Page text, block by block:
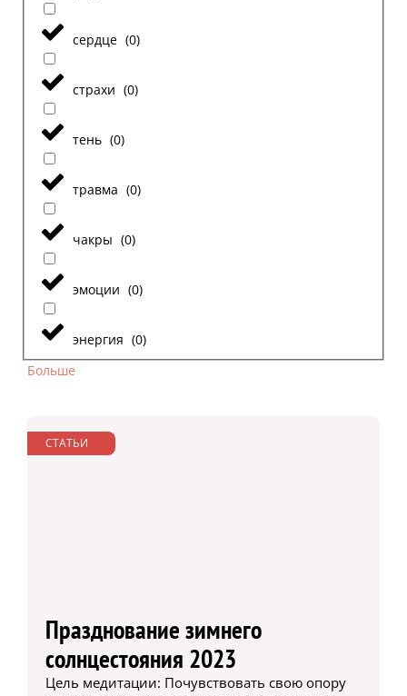
сердце (0)
страхи (0)
тень (0)
травма (0)
чакры (0)
эмоции (0)
энергия (0)
Больше
СТАТЬИ
Празднование зимнего
солнцестояния 2023
Цель медитации: Почувствовать свою опору